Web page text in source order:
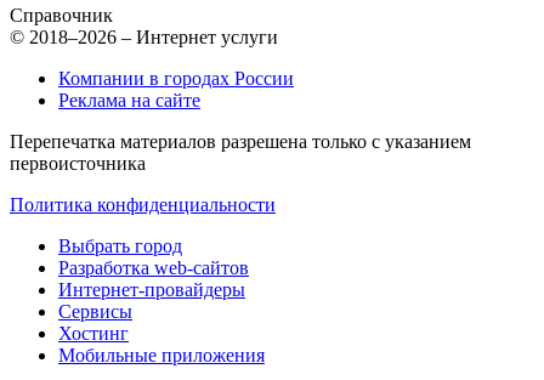
Справочник
© 2018–2026 – Интернет услуги
Компании в городах России
Реклама на сайте
Перепечатка материалов разрешена только с указанием
первоисточника
Политика конфиденциальности
Выбрать город
Разработка web-сайтов
Интернет-провайдеры
Сервисы
Хостинг
Мобильные приложения